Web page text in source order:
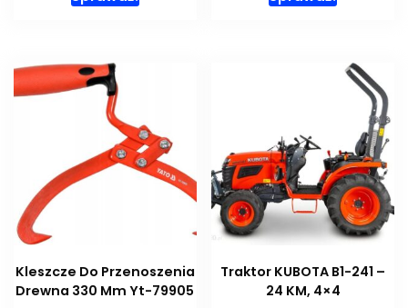
Kleszcze Do Przenoszenia
Drewna 330 Mm Yt-79905
Traktor KUBOTA B1-241 –
24 KM, 4×4